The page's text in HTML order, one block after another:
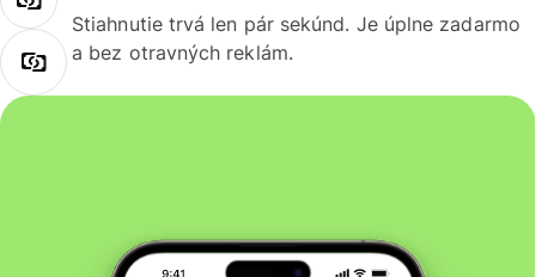
Stiahnutie trvá len pár sekúnd. Je úplne zadarmo
a bez otravných reklám.